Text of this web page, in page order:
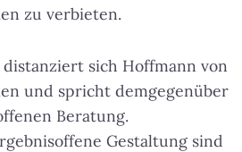
zu verbieten.
sich Hoffmann von
und spricht demgegenüber
Beratung.
Gestaltung sind